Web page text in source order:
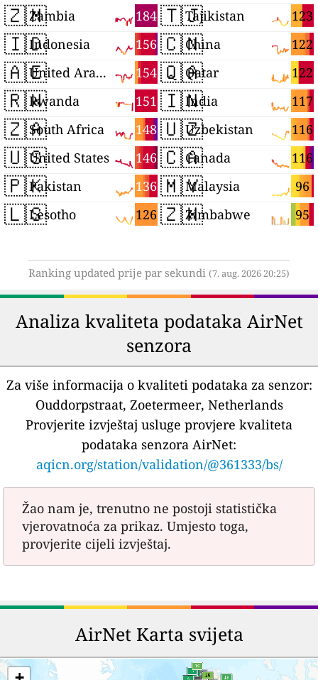
🇿🇲 184
Zambia
🇮🇩 156
Indonesia
🇦🇪 154
United Arab Emirates
🇷🇼 151
Rwanda
🇿🇦 148
South Africa
🇺🇸 146
United States
🇵🇰 136
Pakistan
🇱🇸 126
Lesotho
🇹🇯 123
Tajikistan
🇨🇳 122
China
🇶🇦 122
Qatar
🇮🇳 117
India
🇺🇿 116
Uzbekistan
🇨🇦 116
Canada
🇲🇾 96
Malaysia
🇿🇼 95
Zimbabwe
Ranking updated prije par sekundi (7. aug. 2026 20:25)
Analiza kvaliteta podataka AirNet
senzora
Za više informacija o kvaliteti podataka za senzor:
Ouddorpstraat, Zoetermeer, Netherlands
Provjerite izvještaj usluge provjere kvaliteta
podataka senzora AirNet:
aqicn.org/station/validation/@361333/bs/
Žao nam je, trenutno ne postoji statistička
vjerovatnoća za prikaz. Umjesto toga,
provjerite cijeli izvještaj.
AirNet Karta svijeta